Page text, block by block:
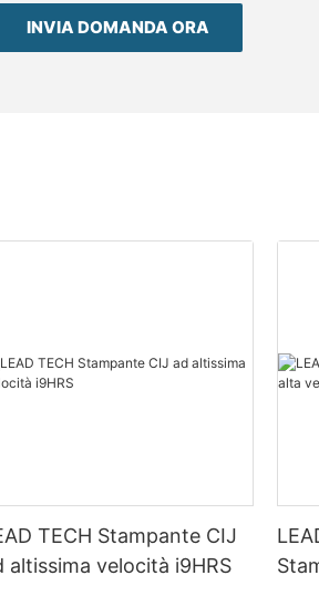
INVIA DOMANDA ORA
TECH Stampante CIJ
altissima velocità i9HRS